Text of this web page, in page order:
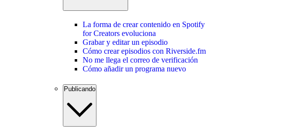
La forma de crear contenido en Spotify
for Creators evoluciona
Grabar y editar un episodio
Cómo crear episodios con Riverside.fm
No me llega el correo de verificación
Cómo añadir un programa nuevo
Publicando